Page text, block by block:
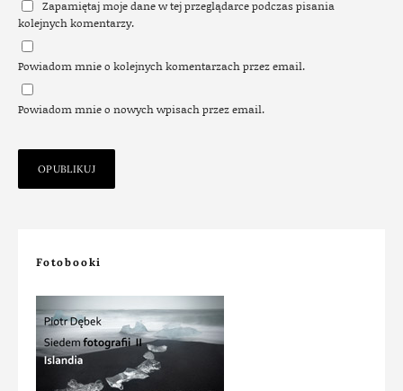
Zapamiętaj moje dane w tej przeglądarce podczas pisania
kolejnych komentarzy.
Powiadom mnie o kolejnych komentarzach przez email.
Powiadom mnie o nowych wpisach przez email.
Fotobooki